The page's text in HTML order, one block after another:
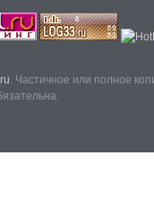
. Частичное или полное